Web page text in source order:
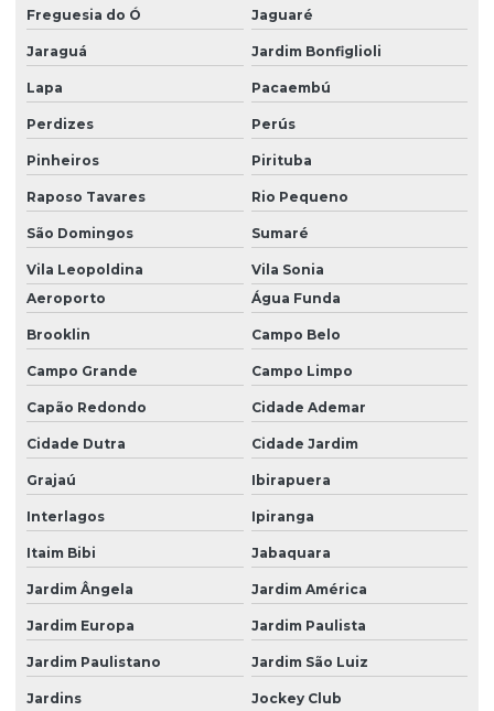
Dedetização cupim de solo
Dedetização e descupinização
Dedetização e desratização
Dedetização em empresas
Dedetização contra escorpião
Dedetização escorpião
Dedetização de formigas
Dedetização de formigas doceiras
Dedetização indústria de alimentos
Dedetização industrial
Dedetização de indústrias
Dedetização para infestação
Dedetização de insetos
Dedetização insetos voadores
Dedetização mosquito da dengue
Dedetização contra pernilongos
Dedetização de pernilongos
Freguesia do Ó Jaguaré
Jaraguá Jardim Bonfiglioli
Lapa Pacaembú
Perdizes Perús
Pinheiros Pirituba
Raposo Tavares Rio Pequeno
São Domingos Sumaré
Vila Leopoldina
Vila Sonia
Aeroporto
Água Funda
Brooklin Campo Belo
Campo Grande Campo Limpo
Capão Redondo Cidade Ademar
Cidade Dutra Cidade Jardim
Grajaú Ibirapuera
Interlagos Ipiranga
Itaim Bibi Jabaquara
Jardim Ângela Jardim América
Jardim Europa Jardim Paulista
Jardim Paulistano Jardim São Luiz
Jardins Jockey Club